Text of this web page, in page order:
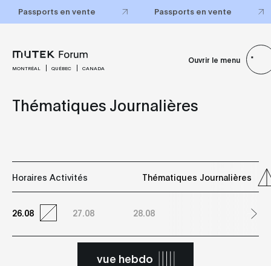
Passports en vente Passports en vente
MONTRÉAL QUÉBEC CANADA
Ouvrir le menu
Thématiques Journalières
Horaires Activités Thématiques Journalières
26.08 27.08 28.08
vue hebdo